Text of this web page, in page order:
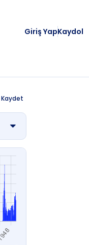
Giriş YapKaydol
Kaydet